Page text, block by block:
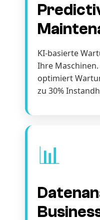
KI-basierte
Ihre
optimiert
zu 30%
📊